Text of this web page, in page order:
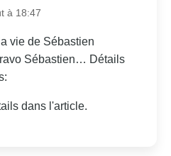
à 18:47
vie de Sébastien
Sébastien… Détails
dans l'article.